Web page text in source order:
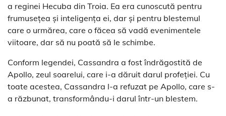
a reginei Hecuba din Troia. Ea era cunoscută pentru
frumusețea și inteligența ei, dar și pentru blestemul
care o urmărea, care o făcea să vadă evenimentele
viitoare, dar să nu poată să le schimbe.
Conform legendei, Cassandra a fost îndrăgostită de
Apollo, zeul soarelui, care i-a dăruit darul profeției. Cu
toate acestea, Cassandra l-a refuzat pe Apollo, care s-
a răzbunat, transformându-i darul într-un blestem.